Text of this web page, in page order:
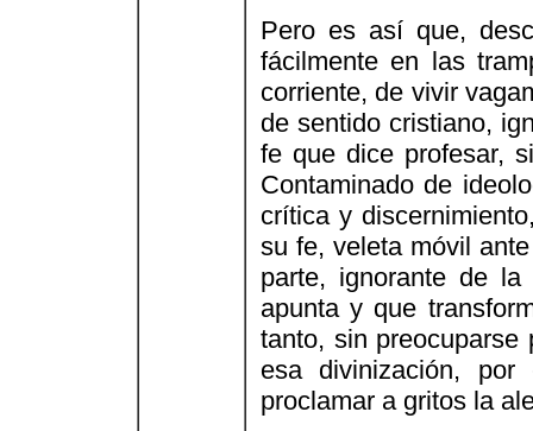
Pero es así que,
fácilmente en las
corriente, de vivir
de sentido cristiano,
fe que dice profesar,
Contaminado de
crítica y
su fe, veleta móvil
parte, ignorante de
apunta y que
tanto, sin
esa divinización,
proclamar a gritos la